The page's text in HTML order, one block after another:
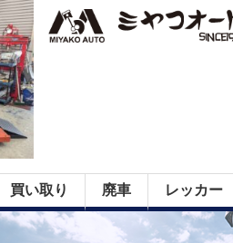
買い取り 廃車 レッカー